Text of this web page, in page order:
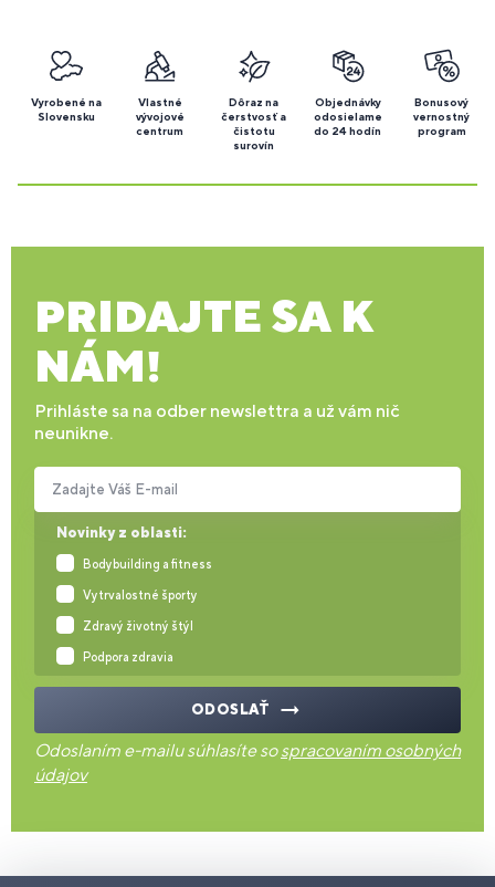
Vyrobené na
Slovensku
Vlastné
vývojové
centrum
Dôraz na
čerstvosť a
čistotu
surovín
Objednávky
odosielame
do 24 hodín
Bonusový
vernostný
program
PRIDAJTE SA K
NÁM!
Prihláste sa na odber newslettra a už vám nič
neunikne.
Novinky z oblasti:
Bodybuilding a fitness
Vytrvalostné športy
Zdravý životný štýl
Podpora zdravia
Zadajte Váš E-mail
ODOSLAŤ
Odoslaním e-mailu súhlasíte sospracovaním osobných
údajov